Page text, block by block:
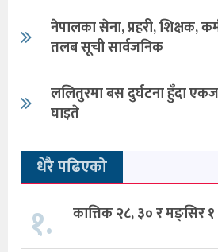
नेपालका सेना, प्रहरी, शिक्षक,
तलब सूची सार्वजनिक
ललितुरमा बस दुर्घटना हुँदा
घाइते
धेरै पढिएको
१. कात्तिक २८, ३० र मङ्सिर